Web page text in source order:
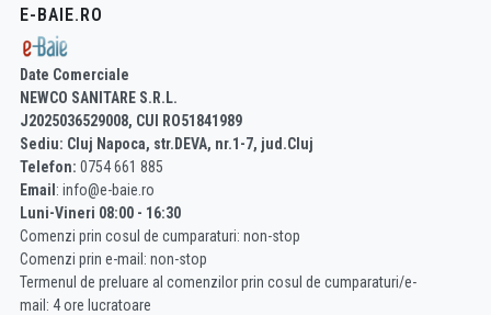
E-BAIE.RO
Date Comerciale
NEWCO SANITARE S.R.L.
J2025036529008, CUI RO51841989
Sediu: Cluj Napoca, str.DEVA, nr.1-7, jud.Cluj
Telefon: 0754 661 885
Email : info@e-baie.ro
Luni-Vineri 08:00 - 16:30
Comenzi prin cosul de cumparaturi: non-stop
Comenzi prin e-mail: non-stop
Termenul de preluare al comenzilor prin cosul de cumparaturi/e-
mail: 4 ore lucratoare